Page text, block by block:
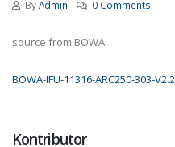
ByAdmin 0 Comments
source from BOWA
BOWA-IFU-11316-ARC250-303-
Kontributor